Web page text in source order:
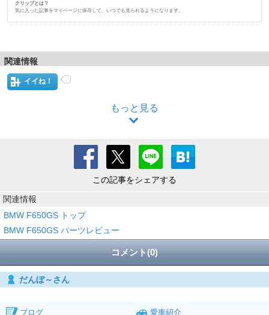
クリップとは？
気に入った記事をマイページに保存して、いつでも見られるようになります。
関連情報
イイね！
もっと見る
この記事をシェアする
関連情報
BMW F650GS トップ
BMW F650GS パーツレビュー
コメント(0)
だんぼ～さん
ブログ 愛車紹介